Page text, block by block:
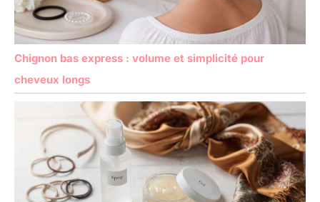
d'affaires ou de trajets
pour votre coiffure.
Chignon bas express : volume et simplicité pour
cheveux longs